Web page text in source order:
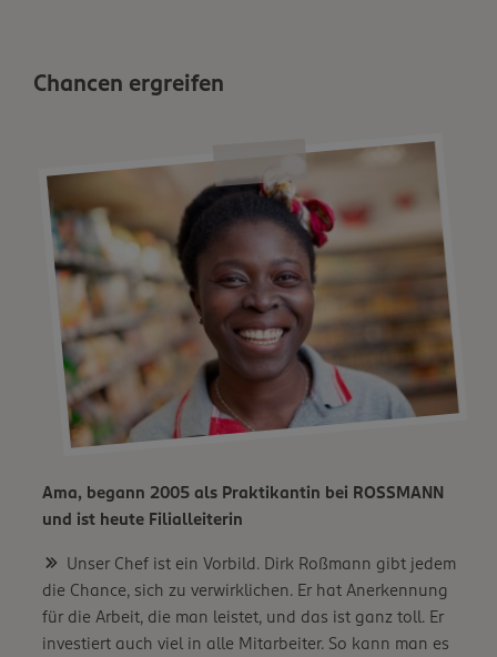
Chancen ergreifen
Ama, begann 2005 als Praktikantin bei ROSSMANN
und ist heute Filialleiterin
Unser Chef ist ein Vorbild. Dirk Roßmann gibt jedem
die Chance, sich zu verwirklichen. Er hat Anerkennung
für die Arbeit, die man leistet, und das ist ganz toll. Er
investiert auch viel in alle Mitarbeiter. So kann man es